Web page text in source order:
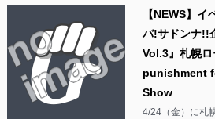
【NEWS】
バ!サドンナ!!
Vol.3』札幌ロ
punishment
Show
4/24（金）に札